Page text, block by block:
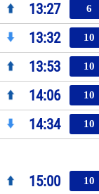
13:27 6
13:32 10
13:53 10
14:06 10
14:34 10
15:00 10